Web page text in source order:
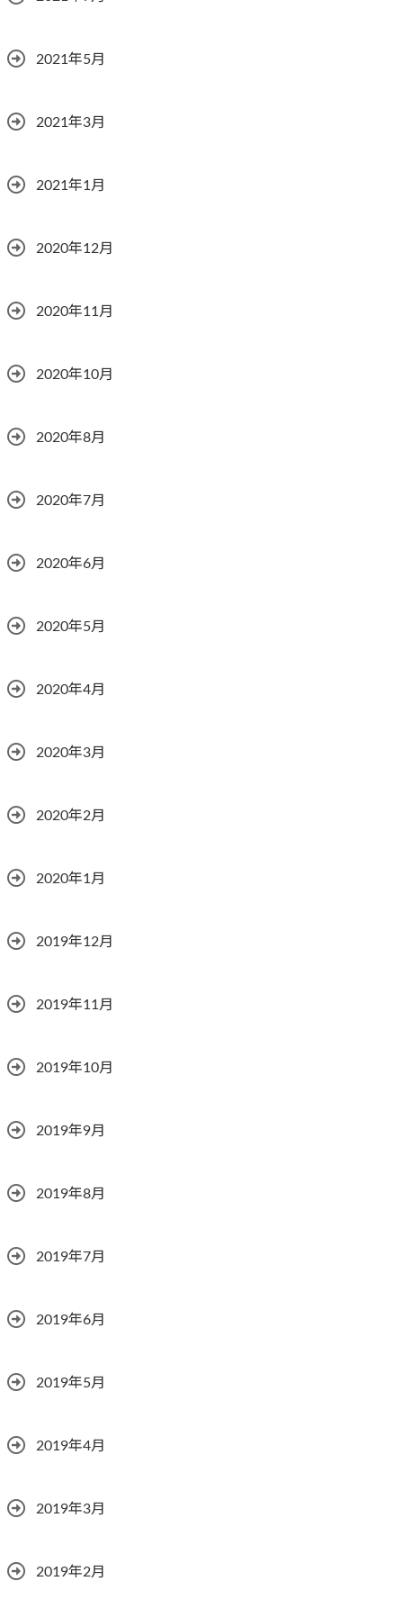
2021年5月
2021年3月
2021年1月
2020年12月
2020年11月
2020年10月
2020年8月
2020年7月
2020年6月
2020年5月
2020年4月
2020年3月
2020年2月
2020年1月
2019年12月
2019年11月
2019年10月
2019年9月
2019年8月
2019年7月
2019年6月
2019年5月
2019年4月
2019年3月
2019年2月